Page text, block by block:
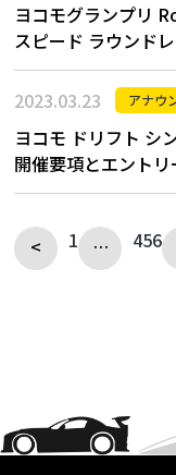
ヨコモグランプリ
スピード ラウンド
2023.03.23 アナウ
ヨコモ ドリフト シ
開催要項とエントリ
< 1 … 456